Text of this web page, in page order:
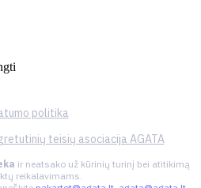
politika
teisių asociacija AGATA
ir neatsako už kūrinių turinį bei atitikimą
reikalavimams.